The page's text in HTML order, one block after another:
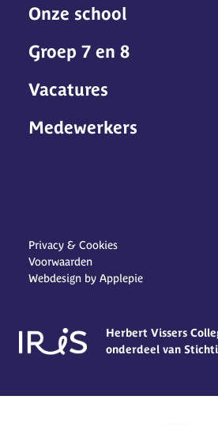
Onze school
Groep 7 en 8
Vacatures
Medewerkers
Privacy & Cookies
Voorwaarden
Webdesign by Applepie
Herbert Vissers
onderdeel van